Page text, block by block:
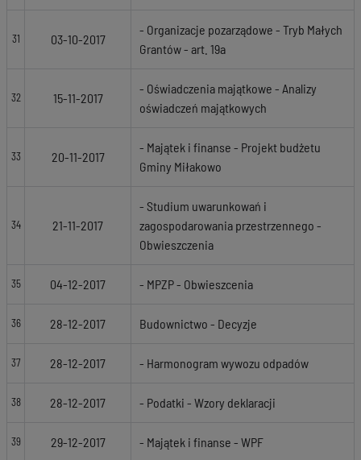
31 03-10-2017
- Organizacje pozarządowe - Tryb Małych
Grantów - art. 19a
32 15-11-2017
- Oświadczenia majątkowe - Analizy
oświadczeń majątkowych
33 20-11-2017
- Majątek i finanse - Projekt budżetu
Gminy Miłakowo
34 21-11-2017
- Studium uwarunkowań i
zagospodarowania przestrzennego -
Obwieszczenia
35 04-12-2017 - MPZP - Obwieszcenia
36 28-12-2017 Budownictwo - Decyzje
37 28-12-2017 - Harmonogram wywozu odpadów
38 28-12-2017 - Podatki - Wzory deklaracji
39 29-12-2017 - Majątek i finanse - WPF